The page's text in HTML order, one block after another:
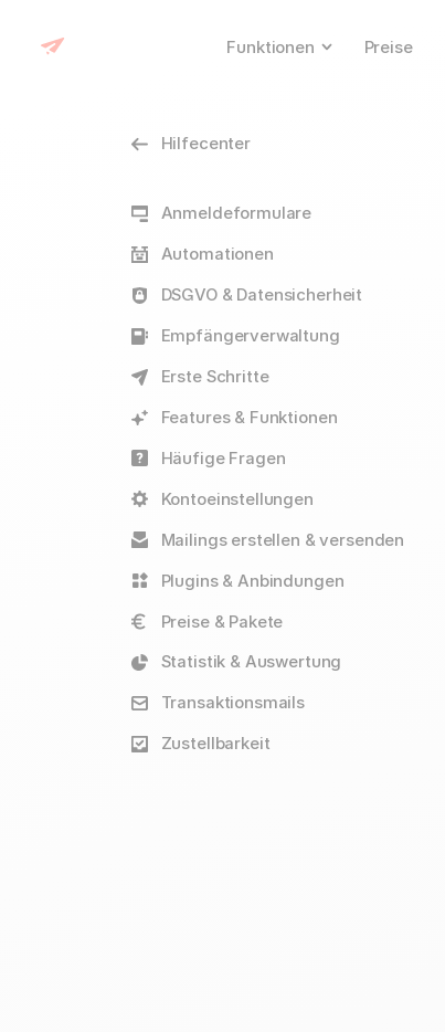
Funktionen Preise
Hilfecenter
Anmeldeformulare
Automationen
DSGVO & Datensicherheit
Empfängerverwaltung
Erste Schritte
Features & Funktionen
Häufige Fragen
Kontoeinstellungen
Mailings erstellen & versenden
Plugins & Anbindungen
Preise & Pakete
Statistik & Auswertung
Transaktionsmails
Zustellbarkeit